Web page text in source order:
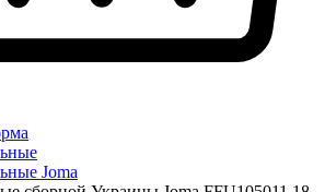
Joma